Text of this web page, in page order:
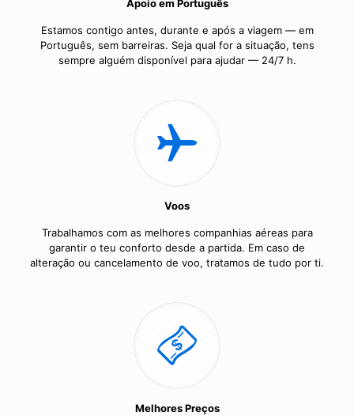
Apoio em Português
Estamos contigo antes, durante e após a viagem — em
Português, sem barreiras. Seja qual for a situação, tens
sempre alguém disponível para ajudar — 24/7 h.
Voos
Trabalhamos com as melhores companhias aéreas para
garantir o teu conforto desde a partida. Em caso de
alteração ou cancelamento de voo, tratamos de tudo por ti.
Melhores Preços